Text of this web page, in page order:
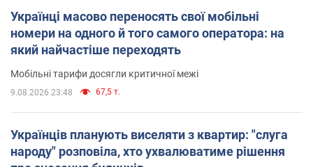
Українці масово переносять свої мобільні
номери на одного й того самого оператора: на
який найчастіше переходять
Мобільні тарифи досягли критичної межі
9.08.2026 23:48 67,5 т.
Українців планують виселяти з квартир: "слуга
народу" розповіла, хто ухвалюватиме рішення